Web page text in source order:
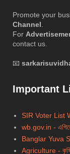
Promote your
Channel
For
contact us.
📧
Important
SIR Voter List
wb.gov.in - এগিয়ে
Banglar Yuva
Agriculture - কৃষি